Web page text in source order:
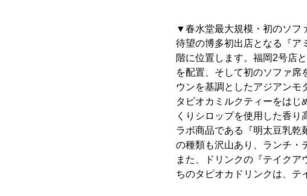
▼春水堂最大規模・初のソフ
待望の博多初出店となる『ア
階に位置します。福岡2号店
を配置、そして初のソファ席
ウンを基調としたアジアンモ
タピオカミルクティーをは
くりシロップを使用した香
ラボ商品である『明太豆乳乾
の種類も沢山あり、ランチ・
また、ドリンクの『テイク
ちのタピオカドリンクは、テ